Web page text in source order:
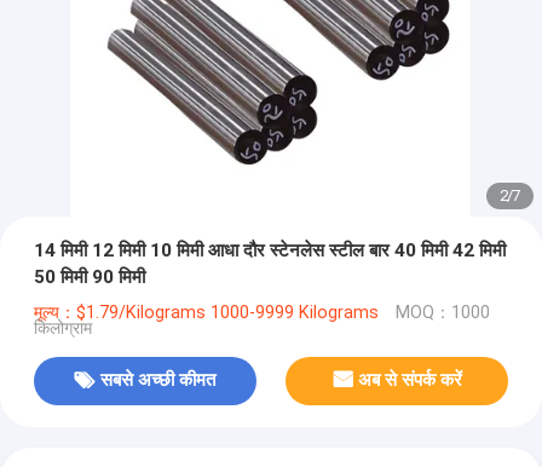
2/7
14 मिमी 12 मिमी 10 मिमी आधा दौर स्टेनलेस स्टील बार 40 मिमी 42 मिमी
50 मिमी 90 मिमी
मूल्य：$1.79/Kilograms 1000-9999 Kilograms MOQ：1000
किलोग्राम
सबसे अच्छी कीमत अब से संपर्क करें